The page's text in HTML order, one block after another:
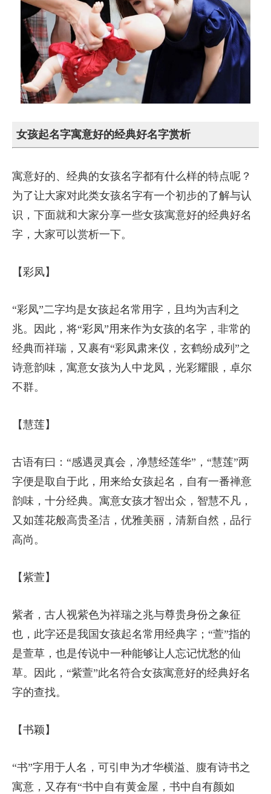
女孩起名字寓意好的经典好名字赏析
寓意好的、经典的女孩名字都有什么样的特点呢？
为了让大家对此类女孩名字有一个初步的了解与认
识，下面就和大家分享一些女孩寓意好的经典好名
字，大家可以赏析一下。
【彩凤】
“彩凤”二字均是女孩起名常用字，且均为吉利之
兆。因此，将“彩凤”用来作为女孩的名字，非常的
经典而祥瑞，又裹有“彩凤肃来仪，玄鹤纷成列”之
诗意韵味，寓意女孩为人中龙凤，光彩耀眼，卓尔
不群。
【慧莲】
古语有曰：“感遇灵真会，净慧经莲华”，“慧莲”两
字便是取自于此，用来给女孩起名，自有一番禅意
韵味，十分经典。寓意女孩才智出众，智慧不凡，
又如莲花般高贵圣洁，优雅美丽，清新自然，品行
高尚。
【紫萱】
紫者，古人视紫色为祥瑞之兆与尊贵身份之象征
也，此字还是我国女孩起名常用经典字；“萱”指的
是萱草，也是传说中一种能够让人忘记忧愁的仙
草。因此，“紫萱”此名符合女孩寓意好的经典好名
字的查找。
【书颖】
“书”字用于人名，可引申为才华横溢、腹有诗书之
寓意，又存有“书中自有黄金屋，书中自有颜如